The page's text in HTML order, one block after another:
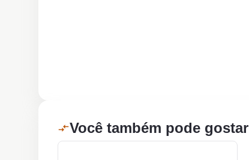
Você também pode gostar